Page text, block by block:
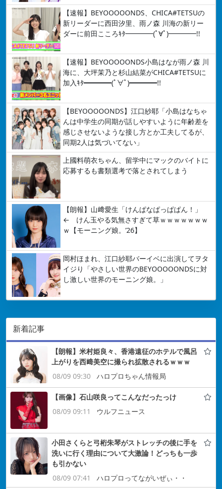
【速報】BEYOOOOONDS、CHICA#TETSUの
新リーダーに西田汐里、雨ノ森 川海の新リー
ダーに前田こころｷﾀ━━━━(ﾟ∀ﾟ)━━━━!!
【速報】BEYOOOOONDS小島はなが雨ノ森 川
海に、大坪茉乃と杉山結菜がCHICA#TETSUに
加入ｷﾀ━━━━(ﾟ∀ﾟ)━━━━!!
【BEYOOOOONDS】江口紗耶「小島はなちゃ
んは中学生の同期が話しやすいように年齢差を
感じさせないような接し方とか工夫してるが、
同期2人は気づいてない」
上國料萌衣ちゃん、留学中にマックのバイトに
応募するも書類選考で落とされてしまう
【朗報】山﨑愛生「けんぱなぱっぱぱん！」
← けん玉やる気無さすぎて草ｗｗｗｗｗｗｗ
ｗ【モーニング娘。’26】
岡村ほまれ、江口紗耶バーイベに出演してヲタ
イジり「やさしい世界のBEYOOOOONDSに対
し激しい世界のモーニング娘。」
新着記事
【朗報】米村姫良々、香港遠征のホテルで風呂
上がりを西﨑美空に撮られ拡散されるｗｗｗ
08/09 09:30
ハロプロちゃん情報局
【画像】石山咲良ってこんなだったっけ
08/09 09:11
ウルフニュース
小田さくらと弓桁朱琴がストレッチの後に手を
洗いに行く理由について大激論！どっちも一歩
も引かない
08/09 07:41
ハロプロってながいぜぃ・・